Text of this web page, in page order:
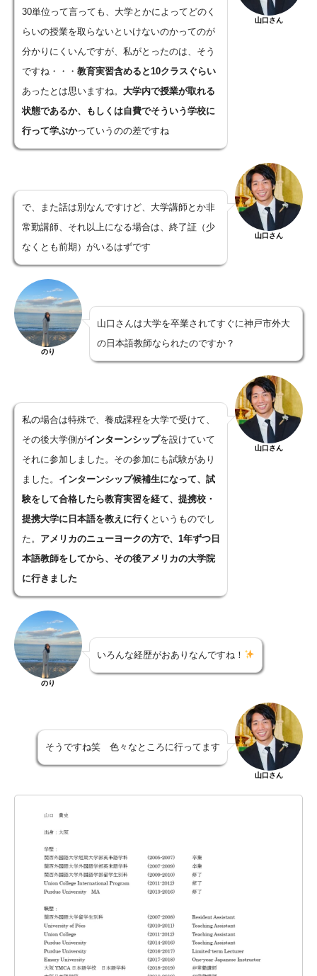
30単位って言っても、大学とかによってどのく
らいの授業を取らないといけないのかってのが
分かりにくいんですが、私がとったのは、そう
ですね・・・ 教育実習含めると10クラスぐらい
あったとは思いますね。 大学内で授業が取れる
状態であるか、もしくは自費でそういう学校に
行って学ぶかっていうのの差ですね
山口さん
で、また話は別なんですけど、大学講師とか非
常勤講師、それ以上になる場合は、終了証（少
なくとも前期）がいるはずです
山口さん
のり
山口さんは大学を卒業されてすぐに神戸市外大
の日本語教師なられたのですか？
私の場合は特殊で、養成課程を大学で受けて、
その後大学側がインターンシップを設けていて
それに参加しました。その参加にも試験があり
ました。 インターンシップ候補生になって、試
験をして合格したら教育実習を経て、提携校・
提携大学に日本語を教えに行く というものでし
た。 アメリカのニューヨークの方で、1年ずつ日
本語教師をしてから、その後アメリカの大学院
に行きました
山口さん
のり
いろんな経歴がおありなんですね！
そうですね笑 色々なところに行ってます
山口さん